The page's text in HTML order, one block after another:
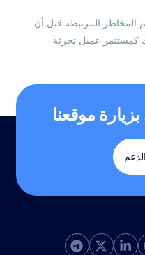
المخاطر المرتبطة قبل أن
كمستثمر عميل تجزئة.
موقعنا